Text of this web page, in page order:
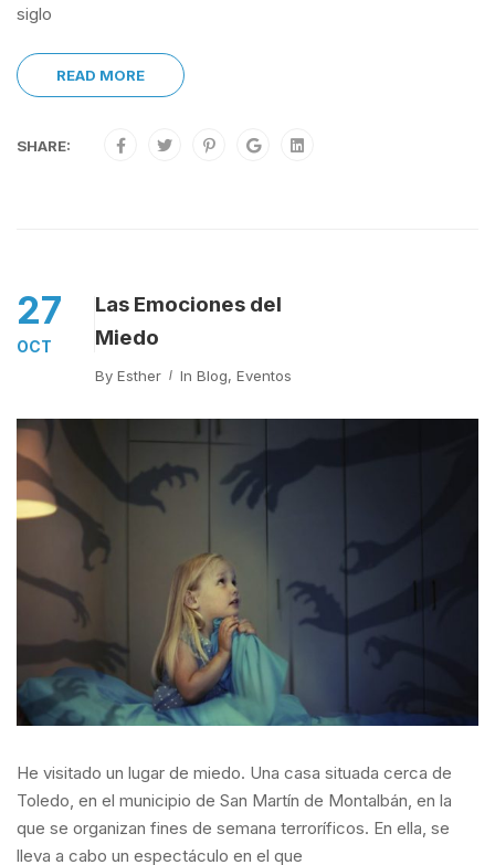
siglo
READ MORE
SHARE:
27
OCT
Las Emociones del
Miedo
By Esther In Blog, Eventos
He visitado un lugar de miedo. Una casa situada cerca de
Toledo, en el municipio de San Martín de Montalbán, en la
que se organizan fines de semana terroríficos. En ella, se
lleva a cabo un espectáculo en el que